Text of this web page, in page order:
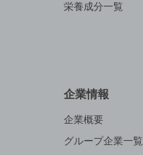
栄養成分一覧
企業情報
企業概要
グループ企業一覧